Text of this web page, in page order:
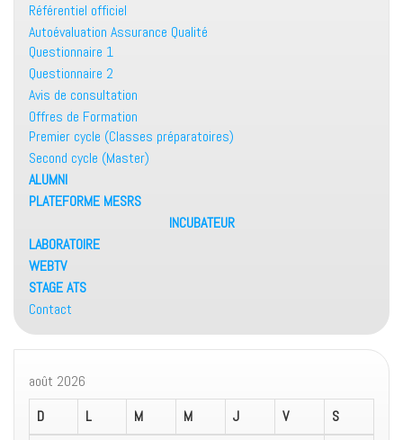
Référentiel officiel
Autoévaluation Assurance Qualité
Questionnaire 1
Questionnaire 2
Avis de consultation
Offres de Formation
Premier cycle (Classes préparatoires)
Second cycle (Master)
ALUMNI
PLATEFORME MESRS
INCUBATEUR
LABORATOIRE
WEBTV
STAGE ATS
Contact
août 2026
D
L M M J V
S